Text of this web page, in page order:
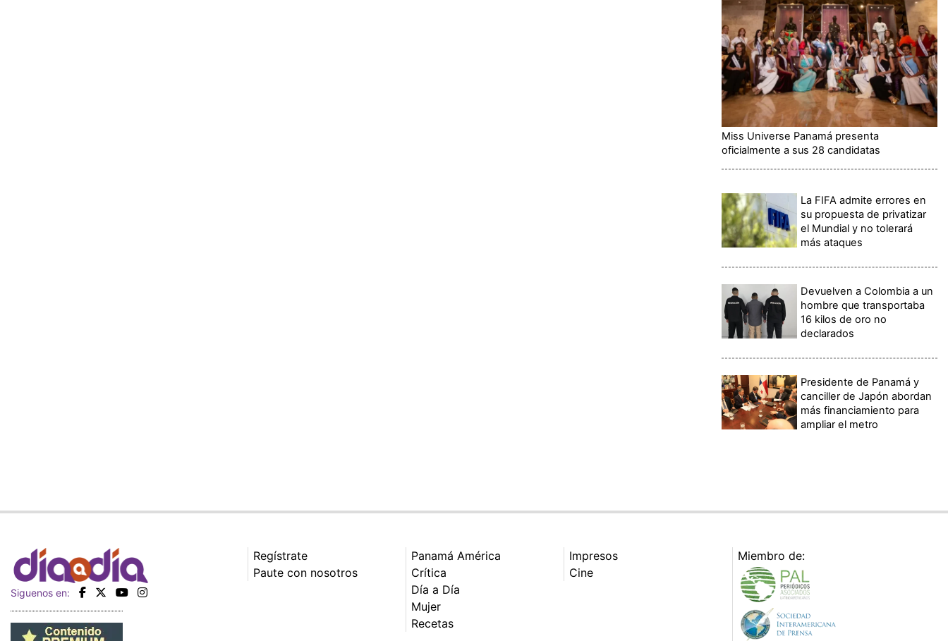
Miss Universe Panamá presenta
oficialmente a sus 28 candidatas
La FIFA admite errores en
su propuesta de privatizar
el Mundial y no tolerará
más ataques
Devuelven a Colombia a un
hombre que transportaba
16 kilos de oro no
declarados
Presidente de Panamá y
canciller de Japón abordan
más financiamiento para
ampliar el metro
Siguenos en:
Regístrate
Paute con nosotros
Panamá América
Crítica
Día a Día
Mujer
Recetas
Impresos
Cine
Miembro de: